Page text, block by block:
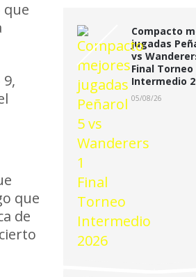
que
que
de
Compacto
jugadas
vs
Final Torneo
Intermedio
05/08/26